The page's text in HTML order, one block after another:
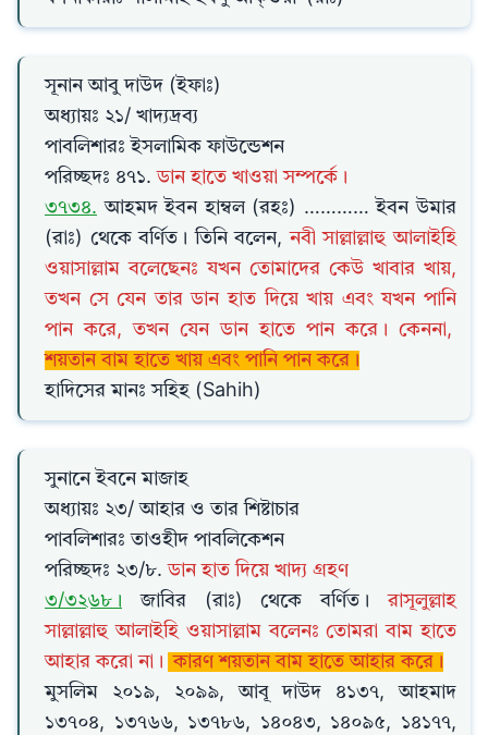
সূনান আবু দাউদ (ইফাঃ)
অধ্যায়ঃ ২১/ খাদ্যদ্রব্য
পাবলিশারঃ ইসলামিক ফাউন্ডেশন
পরিচ্ছদঃ ৪৭১.ডান হাতে খাওয়া সম্পর্কে।
৩৭৩৪. আহমদ ইবন হাম্বল (রহঃ) ………… ইবন উমার
(রাঃ) থেকে বর্ণিত। তিনি বলেন, নবী সাল্লাল্লাহু আলাইহি
ওয়াসাল্লাম বলেছেনঃ যখন তোমাদের কেউ খাবার খায়,
তখন সে যেন তার ডান হাত দিয়ে খায় এবং যখন পানি
পান করে, তখন যেন ডান হাতে পান করে। কেননা,
শয়তান বাম হাতে খায় এবং পানি পান করে।
হাদিসের মানঃ সহিহ (Sahih)
সুনানে ইবনে মাজাহ
অধ্যায়ঃ ২৩/ আহার ও তার শিষ্টাচার
পাবলিশারঃ তাওহীদ পাবলিকেশন
পরিচ্ছদঃ ২৩/৮.ডান হাত দিয়ে খাদ্য গ্রহণ
৩/৩২৬৮। জাবির (রাঃ) থেকে বর্ণিত।রাসূলুল্লাহ
সাল্লাল্লাহু আলাইহি ওয়াসাল্লাম বলেনঃ তোমরা বাম হাতে
আহার করো না। কারণ শয়তান বাম হাতে আহার করে।
মুসলিম ২০১৯, ২০৯৯, আবূ দাউদ ৪১৩৭, আহমাদ
১৩৭০৪, ১৩৭৬৬, ১৩৭৮৬, ১৪০৪৩, ১৪০৯৫, ১৪১৭৭,